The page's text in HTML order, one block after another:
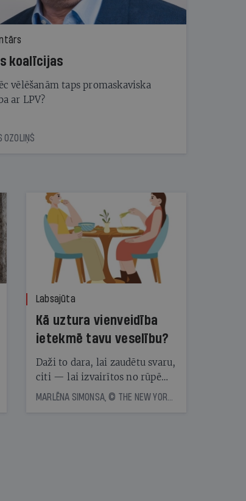
koalīcijas
vēlēšanām taps promaskaviska
ar LPV?
OZOLIŅŠ
Labsajūta
Kā uztura vienveidība
ietekmē tavu veselību?
Daži to dara, lai zaudētu svaru,
citi — lai izvairītos no rūpēm,
kas saistītas ar ēdienreižu